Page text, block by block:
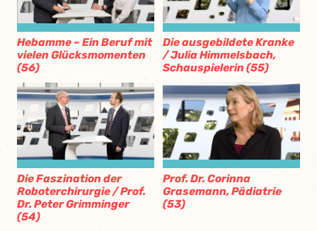
Hebamme – Ein Beruf mit
vielen Glücksmomenten
(56)
Die ausgebildete Kranke
/ Julia Himmelsbach,
Schauspielerin (55)
Die Faszination der
Roboterchirurgie / Prof.
Dr. Peter Grimminger
(54)
Prof. Dr. Corinna
Grasemann, Pädiatrie
(53)